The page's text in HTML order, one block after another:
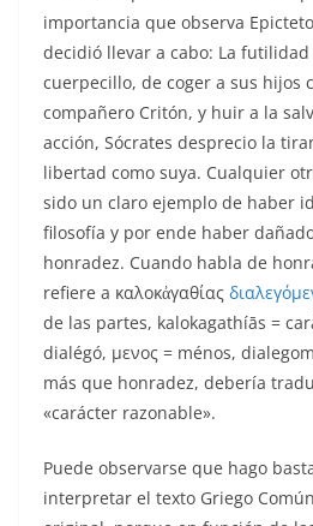
importancia que observa
decidió llevar a cabo: La
cuerpecillo, de coger a sus hijos
compañero Critón, y huir a la
acción, Sócrates desprecio la
libertad como suya. Cualquier
sido un claro ejemplo de haber
filosofía y por ende haber
honradez. Cuando habla de
refiere a καλοκἀγαθίας
de las partes, kalokagathíās =
dialégó, μενος = ménos,
más que honradez, debería
«carácter razonable».
Puede observarse que hago
interpretar el texto Griego Común